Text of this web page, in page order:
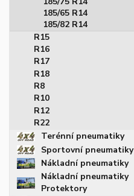
185/65 R14
185/82 R14
R15
R16
R17
R18
R8
R10
R12
R22
Terénní pneumatiky
Sportovní pneumatiky
Nákladní pneumatiky
Nákladní pneumatiky
Protektory